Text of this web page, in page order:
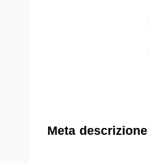
Meta descrizione